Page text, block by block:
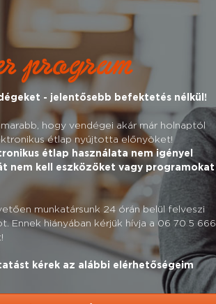
program
- jelentősebb befektetés nélkül!
hogy vendégei akár már holnaptól
étlap nyújtotta előnyöket!
étlap használata nem igényel
nem kell eszközöket vagy programokat
munkatársunk 24 órán belül felveszi
Ennek hiányában kérjük hívja a 06 70 5 666
kérek az alábbi elérhetőségeim